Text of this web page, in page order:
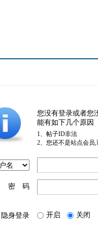
您没有登录或者您
能有如下几个原因
1、帖子ID非法
2、您还不是站点会员
密 码
隐身登录 开启 关闭